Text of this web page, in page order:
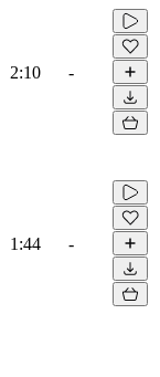
2:10 -
1:44 -